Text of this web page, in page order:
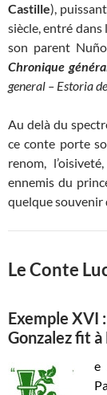
Castille),
siècle, entré dans
son parent
Chronique
general – Estoria
Au delà du
ce conte porte
renom,
ennemis du
quelque souvenir
Le Conte
Exemple XVI
Gonzalez fit à
e